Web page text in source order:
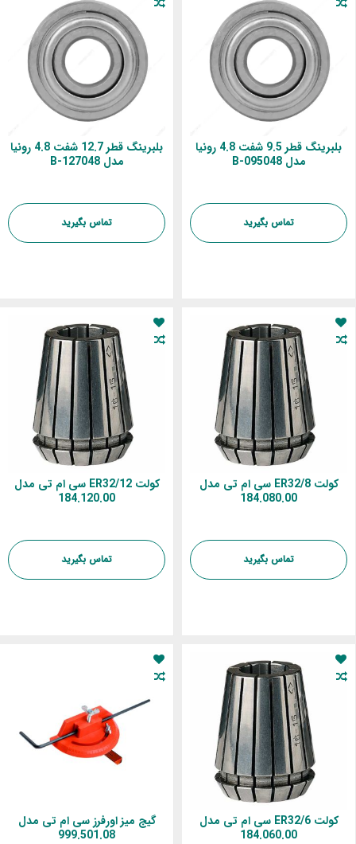
بلبرینگ قطر 9.5 شفت 4.8 رونیا
مدل B-095048
تماس بگیرید
بلبرینگ قطر 12.7 شفت 4.8 رونیا
مدل B-127048
تماس بگیرید
کولت ER32/8 سی ام تی مدل
184.080.00
تماس بگیرید
کولت ER32/12 سی ام تی مدل
184.120.00
تماس بگیرید
کولت ER32/6 سی ام تی مدل
184.060.00
گیج میز اورفرز سی ام تی مدل
999.501.08